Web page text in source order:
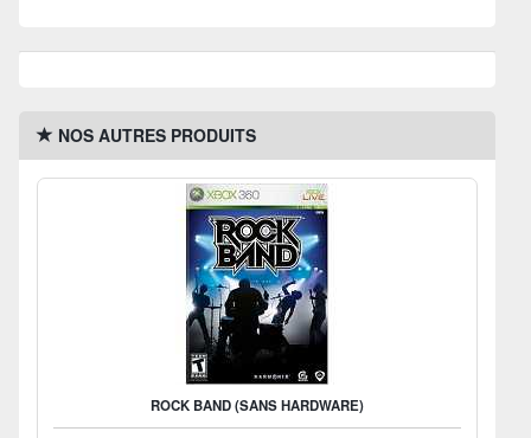
NOS AUTRES PRODUITS
ROCK BAND (SANS HARDWARE)